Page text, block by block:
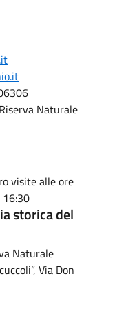
Naturale
visite alle ore
16:30
storica del
Naturale
Via Don